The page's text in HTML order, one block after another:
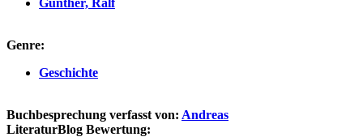
Genre:
Geschichte
Buchbesprechung verfasst von: Andreas
LiteraturBlog Bewertung: